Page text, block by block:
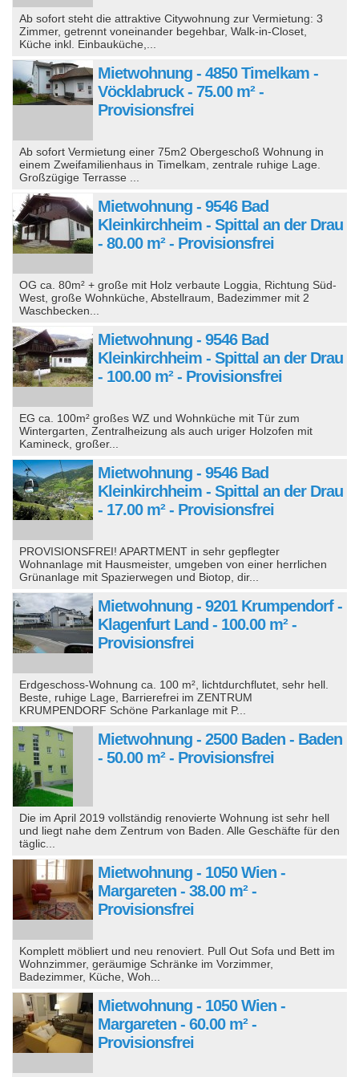
Ab sofort steht die attraktive Citywohnung zur Vermietung: 3
Zimmer, getrennt voneinander begehbar, Walk-in-Closet,
Küche inkl. Einbauküche,...
Mietwohnung - 4850 Timelkam -
Vöcklabruck - 75.00 m² -
Provisionsfrei
Ab sofort Vermietung einer 75m2 Obergeschoß Wohnung in
einem Zweifamilienhaus in Timelkam, zentrale ruhige Lage.
Großzügige Terrasse ...
Mietwohnung - 9546 Bad
Kleinkirchheim - Spittal an der Drau
- 80.00 m² - Provisionsfrei
OG ca. 80m² + große mit Holz verbaute Loggia, Richtung Süd-
West, große Wohnküche, Abstellraum, Badezimmer mit 2
Waschbecken...
Mietwohnung - 9546 Bad
Kleinkirchheim - Spittal an der Drau
- 100.00 m² - Provisionsfrei
EG ca. 100m² großes WZ und Wohnküche mit Tür zum
Wintergarten, Zentralheizung als auch uriger Holzofen mit
Kamineck, großer...
Mietwohnung - 9546 Bad
Kleinkirchheim - Spittal an der Drau
- 17.00 m² - Provisionsfrei
PROVISIONSFREI! APARTMENT in sehr gepflegter
Wohnanlage mit Hausmeister, umgeben von einer herrlichen
Grünanlage mit Spazierwegen und Biotop, dir...
Mietwohnung - 9201 Krumpendorf -
Klagenfurt Land - 100.00 m² -
Provisionsfrei
Erdgeschoss-Wohnung ca. 100 m², lichtdurchflutet, sehr hell.
Beste, ruhige Lage, Barrierefrei im ZENTRUM
KRUMPENDORF Schöne Parkanlage mit P...
Mietwohnung - 2500 Baden - Baden
- 50.00 m² - Provisionsfrei
Die im April 2019 vollständig renovierte Wohnung ist sehr hell
und liegt nahe dem Zentrum von Baden. Alle Geschäfte für den
täglic...
Mietwohnung - 1050 Wien -
Margareten - 38.00 m² -
Provisionsfrei
Komplett möbliert und neu renoviert. Pull Out Sofa und Bett im
Wohnzimmer, geräumige Schränke im Vorzimmer,
Badezimmer, Küche, Woh...
Mietwohnung - 1050 Wien -
Margareten - 60.00 m² -
Provisionsfrei